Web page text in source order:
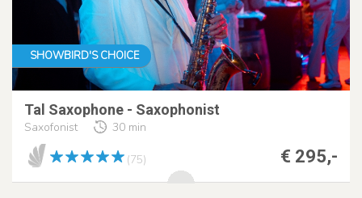
SHOWBIRD'S CHOICE
Tal Saxophone - Saxophonist
Saxofonist 30 min
€ 295,-
(75)